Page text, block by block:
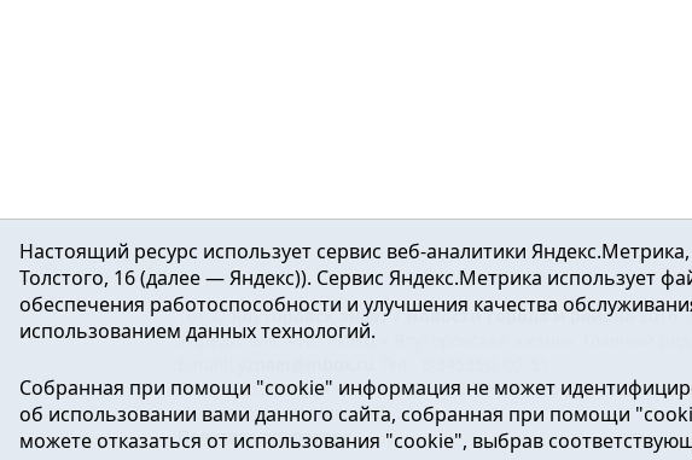
16+ ©Ялуторовск знает / Новости города и района2016-
Учредитель: АНО «ИИЦ « Ялуторовская жизнь». Главный
Регистрационный номер ЭЛ № ФС 77-64937 от 24.02.2016г.
массовых коммуникаций.
Политика оператора
Настоящий ресурс использует сервис веб-аналитики
Толстого, 16 (далее — Яндекс)). Сервис Яндекс.Метрика использует
обеспечения работоспособности и улучшения качества
использованием данных технологий.
Собранная при помощи "cookie" информация не может
об использовании вами данного сайта, собранная при помощи
можете отказаться от использования "cookie", выбрав